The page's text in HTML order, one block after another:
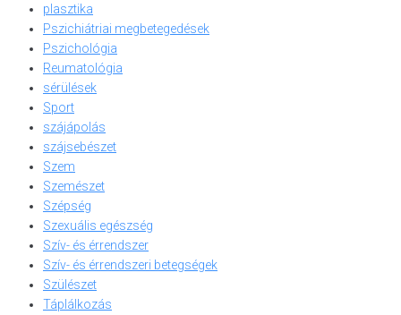
plasztika
Pszichiátriai megbetegedések
Pszichológia
Reumatológia
sérülések
Sport
szájápolás
szájsebészet
Szem
Szemészet
Szépség
Szexuális egészség
Szív- és érrendszer
Szív- és érrendszeri betegségek
Szülészet
Táplálkozás